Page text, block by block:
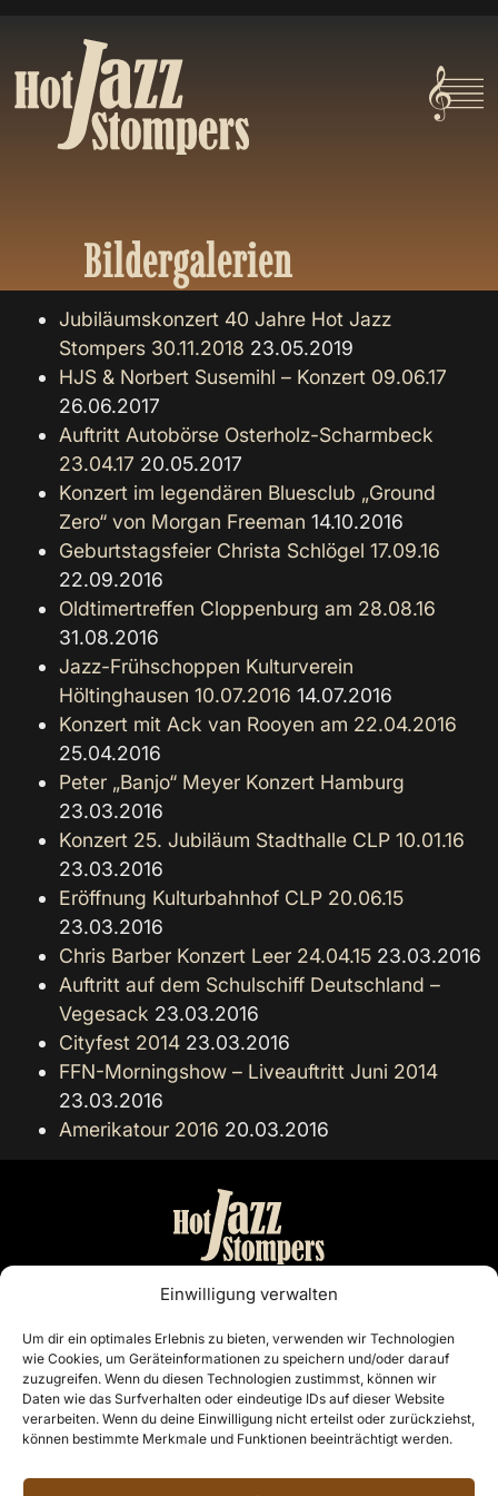
Einwilligung verwalten
Um dir ein optimales Erlebnis zu bieten, verwenden wir Technologien
wie Cookies, um Geräteinformationen zu speichern und/oder darauf
zuzugreifen. Wenn du diesen Technologien zustimmst, können wir
Daten wie das Surfverhalten oder eindeutige IDs auf dieser Website
verarbeiten. Wenn du deine Einwilligung nicht erteilst oder zurückziehst,
können bestimmte Merkmale und Funktionen beeinträchtigt werden.
Bildergalerien
Jubiläumskonzert 40 Jahre Hot Jazz
Stompers 30.11.2018 23.05.2019
HJS & Norbert Susemihl – Konzert 09.06.17
26.06.2017
Auftritt Autobörse Osterholz-Scharmbeck
23.04.17 20.05.2017
Konzert im legendären Bluesclub „Ground
Zero“ von Morgan Freeman 14.10.2016
Geburtstagsfeier Christa Schlögel 17.09.16
22.09.2016
Oldtimertreffen Cloppenburg am 28.08.16
31.08.2016
Jazz-Frühschoppen Kulturverein
Höltinghausen 10.07.2016 14.07.2016
Konzert mit Ack van Rooyen am 22.04.2016
25.04.2016
Peter „Banjo“ Meyer Konzert Hamburg
23.03.2016
Konzert 25. Jubiläum Stadthalle CLP 10.01.16
23.03.2016
Eröffnung Kulturbahnhof CLP 20.06.15
23.03.2016
Chris Barber Konzert Leer 24.04.15 23.03.2016
Auftritt auf dem Schulschiff Deutschland –
Vegesack 23.03.2016
Cityfest 2014 23.03.2016
FFN-Morningshow – Liveauftritt Juni 2014
23.03.2016
Amerikatour 2016 20.03.2016
Cloppenburg
Telefon: 04441 7468
E-Mail:info@hotjazzstompers.de